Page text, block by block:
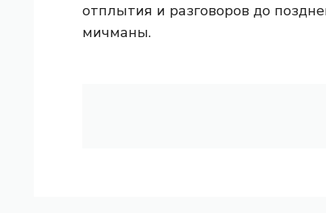
отплытия и разговоров до
мичманы.